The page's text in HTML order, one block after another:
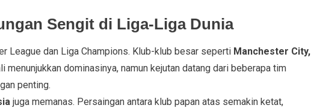
Sengit di Liga-Liga Dunia
League dan Liga Champions. Klub-klub besar seperti Manchester City,
menunjukkan dominasinya, namun kejutan datang dari beberapa tim
penting.
juga memanas. Persaingan antara klub papan atas semakin ketat,